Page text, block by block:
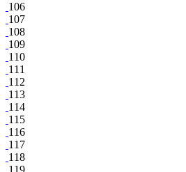
106
107
108
109
110
111
112
113
114
115
116
117
118
119